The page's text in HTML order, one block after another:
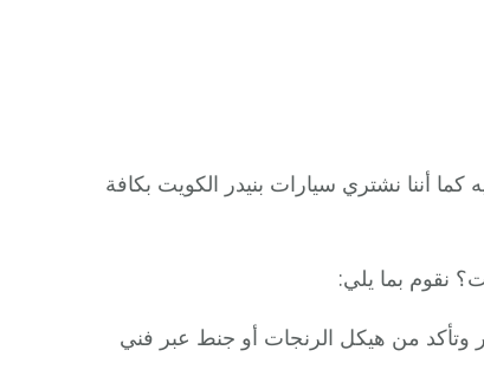
أننا نشتري سيارات بنيدر الكويت بكافة
نقوم بما يلي:
وتأكد من هيكل الرنجات أو جنط عبر فني